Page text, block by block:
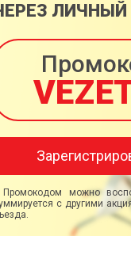
ЛИЧНЫЙ
можно
с другими